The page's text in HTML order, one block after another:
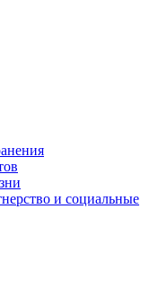
и социальные